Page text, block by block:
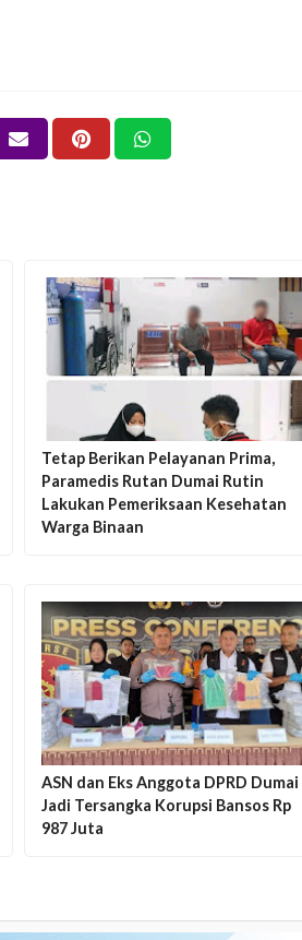
Tetap Berikan Pelayanan Prima,
Paramedis Rutan Dumai Rutin
Lakukan Pemeriksaan Kesehatan
Warga Binaan
ASN dan Eks Anggota DPRD Dumai
Jadi Tersangka Korupsi Bansos Rp
987 Juta